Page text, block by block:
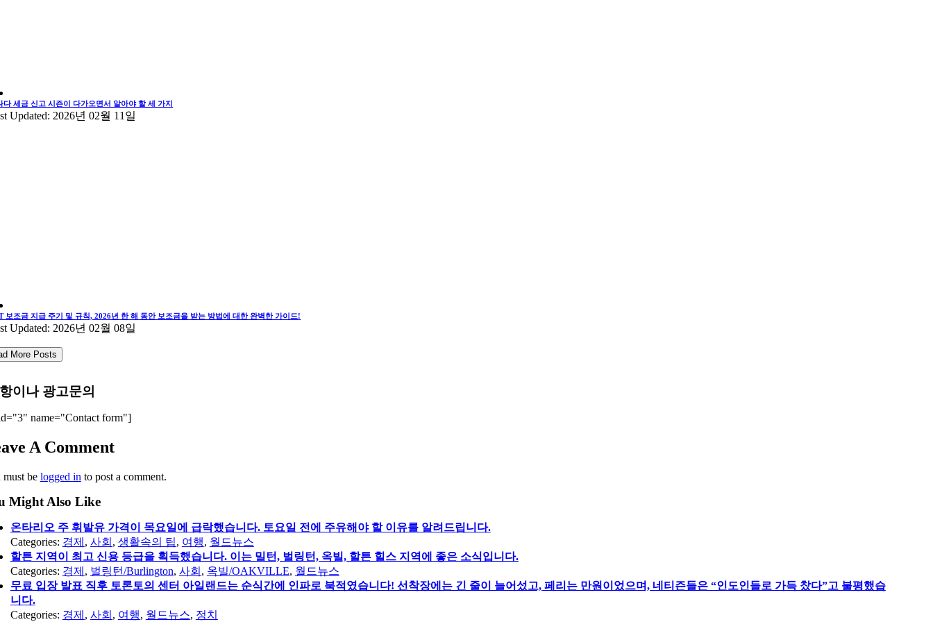
다 세금 신고 시즌이 다가오면서 알아야 할 세 가지
Updated: 2026년 02월 11일
보조금 지급 주기 및 규칙, 2026년 한 해 동안 보조금을 받는 방법에 대한 완벽한 가이드!
Updated: 2026년 02월 08일
More Posts
이나 광고문의
name="Contact form"]
A Comment
must be logged in to post a comment.
Might Also Like
온타리오 주 휘발유 가격이 목요일에 급락했습니다. 토요일 전에 주유해야 할 이유를 알려드립니다.
Categories: 경제 , 사회 , 생활속의 팁, 여행, 월드뉴스
할튼 지역이 최고 신용 등급을 획득했습니다. 이는 밀턴, 벌링턴, 옥빌, 할튼 힐스 지역에 좋은 소식입니다.
Categories: 경제 , 벌링턴/Burlington, 사회 , 옥빌/OAKVILLE, 월드뉴스
무료 입장 발표 직후 토론토의 센터 아일랜드는 순식간에 인파로 북적였습니다! 선착장에는 긴 줄이 늘어섰고, 페리는 만원이었으며, 네티즌들은 “인도인들로 가득 찼다”고 불평했습
니다.
Categories: 경제 , 사회 , 여행, 월드뉴스, 정치